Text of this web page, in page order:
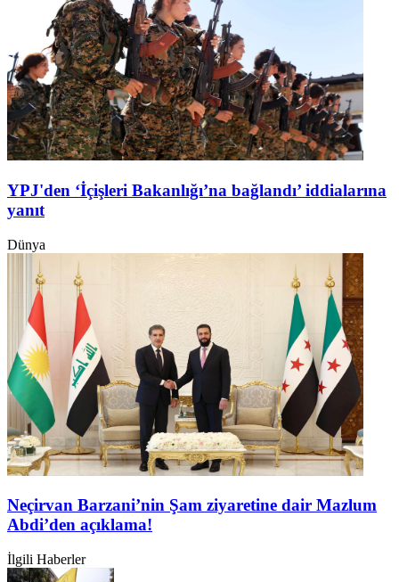
YPJ'den ‘İçişleri Bakanlığı’na bağlandı’ iddialarına
yanıt
Dünya
Neçirvan Barzani’nin Şam ziyaretine dair Mazlum
Abdi’den açıklama!
İlgili Haberler